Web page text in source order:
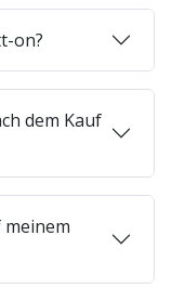
on?
dem Kauf